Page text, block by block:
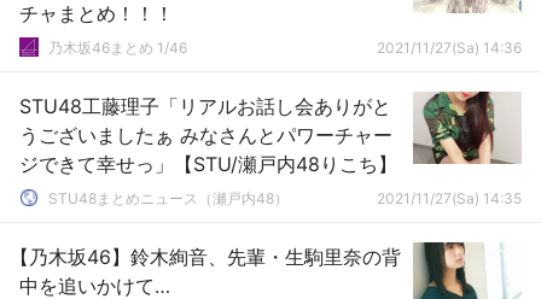
チャまとめ！！！
乃木坂46まとめ 1/46 2021/11/27(Sa) 14:36
STU48工藤理子「リアルお話し会ありがと
うございましたぁ みなさんとパワーチャー
ジできて幸せっ」【STU/瀬戸内48りこち】
STU48まとめニュース（瀬戸内48） 2021/11/27(Sa) 14:35
【乃木坂46】鈴木絢音、先輩・生駒里奈の背
中を追いかけて…